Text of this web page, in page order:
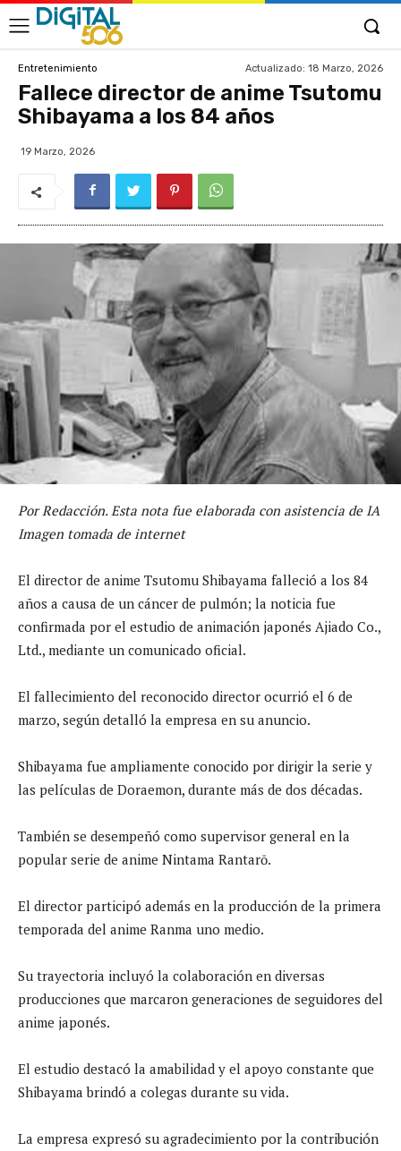
Entretenimiento Actualizado: 18 Marzo, 2026
Fallece director de anime Tsutomu
Shibayama a los 84 años
19 Marzo, 2026
Por Redacción. Esta nota fue elaborada con asistencia de IA
Imagen tomada de internet
El director de anime Tsutomu Shibayama falleció a los 84
años a causa de un cáncer de pulmón; la noticia fue
confirmada por el estudio de animación japonés Ajiado Co.,
Ltd., mediante un comunicado oficial.
El fallecimiento del reconocido director ocurrió el 6 de
marzo, según detalló la empresa en su anuncio.
Shibayama fue ampliamente conocido por dirigir la serie y
las películas de Doraemon, durante más de dos décadas.
También se desempeñó como supervisor general en la
popular serie de anime Nintama Rantarō.
El director participó además en la producción de la primera
temporada del anime Ranma uno medio.
Su trayectoria incluyó la colaboración en diversas
producciones que marcaron generaciones de seguidores del
anime japonés.
El estudio destacó la amabilidad y el apoyo constante que
Shibayama brindó a colegas durante su vida.
La empresa expresó su agradecimiento por la contribución